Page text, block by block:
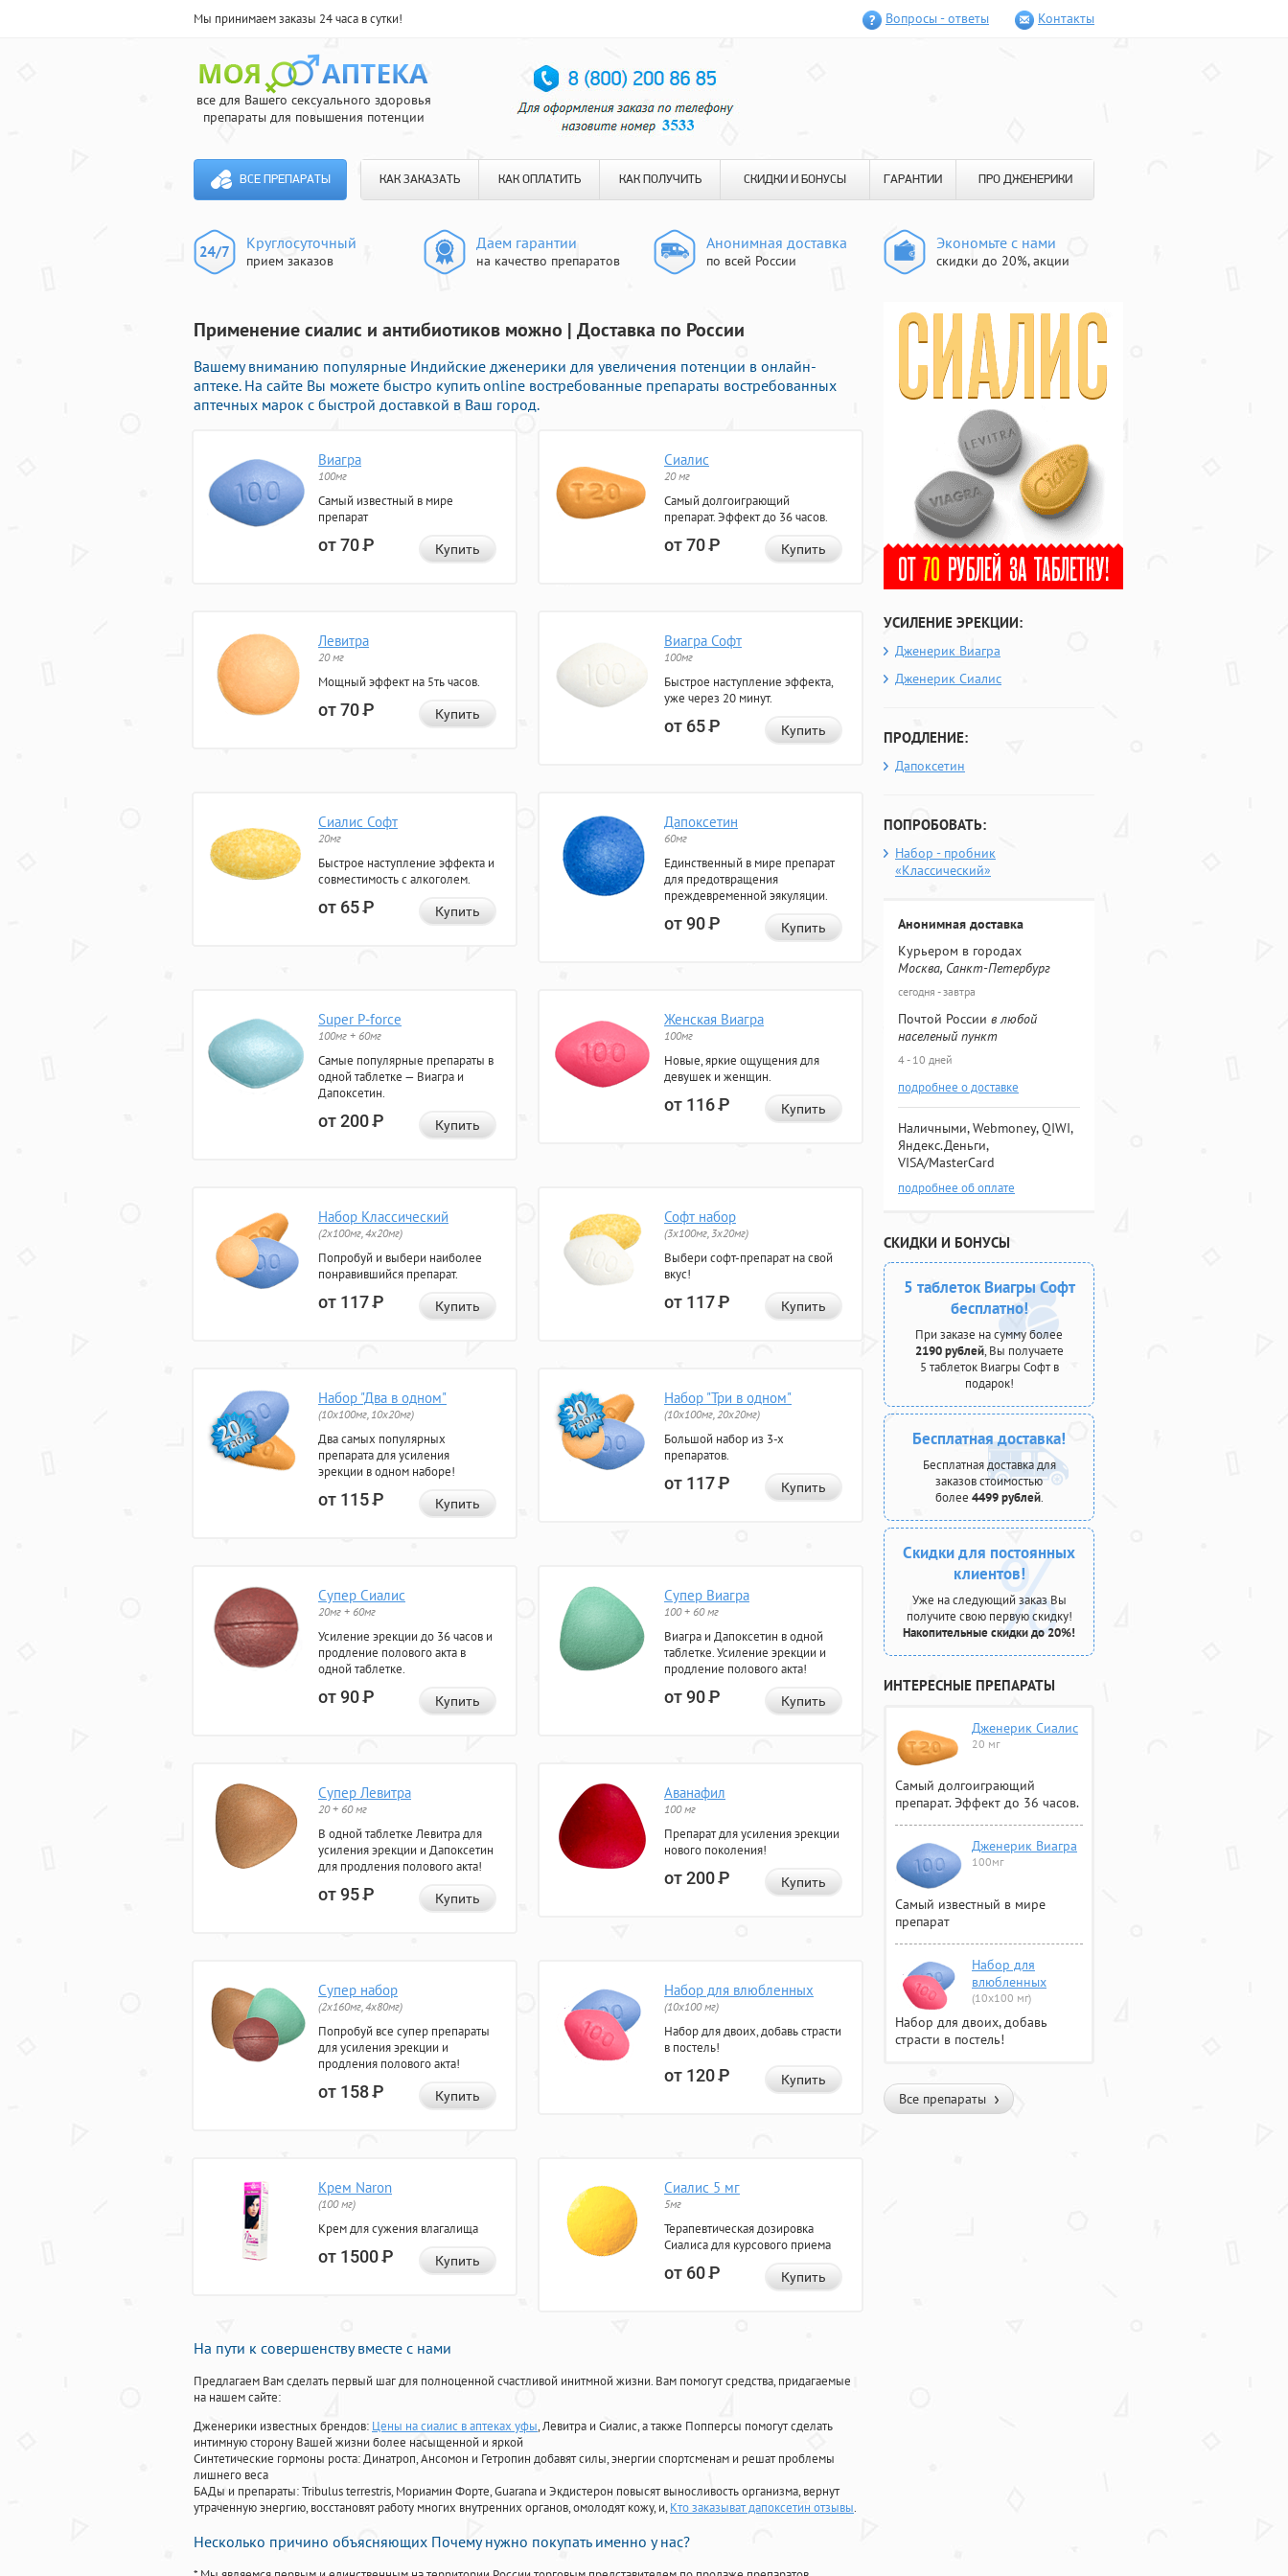
Мы принимаем заказы 24 часа в сутки! Вопросы - ответы Контакты
все для Вашего сексуального здоровья
препараты для повышения потенции
ВСЕ ПРЕПАРАТЫ КАК ЗАКАЗАТЬ КАК ОПЛАТИТЬ КАК ПОЛУЧИТЬ СКИДКИ И БОНУСЫ ГАРАНТИИ ПРО ДЖЕНЕРИКИ
Круглосуточный
прием заказов
Даем гарантии
на качество препаратов
Анонимная доставка
по всей России
Экономьте с нами
скидки до 20%, акции
Применение сиалис и антибиотиков можно | Доставка по России
Вашему вниманию популярные Индийские дженерики для увеличения потенции в онлайн-
аптеке. На сайте Вы можете быстро купить online востребованные препараты востребованных
аптечных марок с быстрой доставкой в Ваш город.
Виагра
100мг
Самый известный в мире
препарат
от 70Р Купить
Сиалис
20 мг
Самый долгоиграющий
препарат. Эффект до 36 часов.
от 70Р Купить
Левитра
20 мг
Мощный эффект на 5ть часов.
от 70Р Купить
Виагра Софт
100мг
Быстрое наступление эффекта,
уже через 20 минут.
от 65Р Купить
Сиалис Софт
20мг
Быстрое наступление эффекта и
совместимость с алкоголем.
от 65Р Купить
Дапоксетин
60мг
Единственный в мире препарат
для предотвращения
преждевременной эякуляции.
от 90Р Купить
Super P-force
100мг + 60мг
Самые популярные препараты в
одной таблетке — Виагра и
Дапоксетин.
от 200Р Купить
Женская Виагра
100мг
Новые, яркие ощущения для
девушек и женщин.
от 116Р Купить
Набор Классический
(2x100мг, 4x20мг)
Попробуй и выбери наиболее
понравившийся препарат.
от 117Р Купить
Софт набор
(3x100мг, 3x20мг)
Выбери софт-препарат на свой
вкус!
от 117Р Купить
Набор "Два в одном"
(10x100мг, 10x20мг)
Два самых популярных
препарата для усиления
эрекции в одном наборе!
от 115Р Купить
Набор "Три в одном"
(10x100мг, 20x20мг)
Большой набор из 3-х
препаратов.
от 117Р Купить
Супер Сиалис
20мг + 60мг
Усиление эрекции до 36 часов и
продление полового акта в
одной таблетке.
от 90Р Купить
Супер Виагра
100 + 60 мг
Виагра и Дапоксетин в одной
таблетке. Усиление эрекции и
продление полового акта!
от 90Р Купить
Супер Левитра
20 + 60 мг
В одной таблетке Левитра для
усиления эрекции и Дапоксетин
для продления полового акта!
от 95Р Купить
Аванафил
100 мг
Препарат для усиления эрекции
нового поколения!
от 200Р Купить
Супер набор
(2х160мг, 4х80мг)
Попробуй все супер препараты
для усиления эрекции и
продления полового акта!
от 158Р Купить
Набор для влюбленных
(10х100 мг)
Набор для двоих, добавь страсти
в постель!
от 120Р Купить
Крем Naron
(100 мг)
Крем для сужения влагалища
от 1500Р Купить
Сиалис 5 мг
5мг
Терапевтическая дозировка
Сиалиса для курсового приема
от 60Р Купить
На пути к совершенству вместе с нами
Предлагаем Вам сделать первый шаг для полноценной счастливой инитмной жизни. Вам помогут средства, придагаемые
на нашем сайте:
Дженерики известных брендов: Цены на сиалис в аптеках уфы, Левитра и Сиалис, а также Попперсы помогут сделать
интимную сторону Вашей жизни более насыщенной и яркой
Синтетические гормоны роста: Динатроп, Ансомон и Гетропин добавят силы, энергии спортсменам и решат проблемы
лишнего веса
БАДы и препараты:Tribulus terrestris, Мориамин Форте, Guarana и Экдистерон повысят выносливость организма, вернут
утраченную энергию, восстановят работу многих внутренних органов, омолодят кожу, и, Кто заказыват дапоксетин отзывы.
Несколько причино объясняющих Почему нужно покупать именно у нас?
УСИЛЕНИЕ ЭРЕКЦИИ:
Дженерик Виагра
Дженерик Сиалис
ПРОДЛЕНИЕ:
Дапоксетин
ПОПРОБОВАТЬ:
Набор - пробник
«Классический»
Анонимная доставка
Курьером в городах
Москва, Санкт-Петербург
сегодня - завтра
Почтой России в любой
населеный пункт
4 - 10 дней
подробнее о доставке
Наличными, Webmoney, QIWI,
Яндекс.Деньги,
VISA/MasterCard
подробнее об оплате
СКИДКИ И БОНУСЫ
5 таблеток Виагры Софт
бесплатно!
При заказе на сумму более
2190 рублей, Вы получаете
5 таблеток Виагры Софт в
подарок!
Бесплатная доставка!
Бесплатная доставка для
заказов стоимостью
более 4499 рублей.
Скидки для постоянных
клиентов!
Уже на следующий заказ Вы
получите свою первую скидку!
Накопительные скидки до 20%!
ИНТЕРЕСНЫЕ ПРЕПАРАТЫ
Дженерик Сиалис
20 мг
Самый долгоиграющий
препарат. Эффект до 36 часов.
Дженерик Виагра
100мг
Самый известный в мире
препарат
Набор для
влюбленных
(10х100 мг)
Набор для двоих, добавь
страсти в постель!
Все препараты